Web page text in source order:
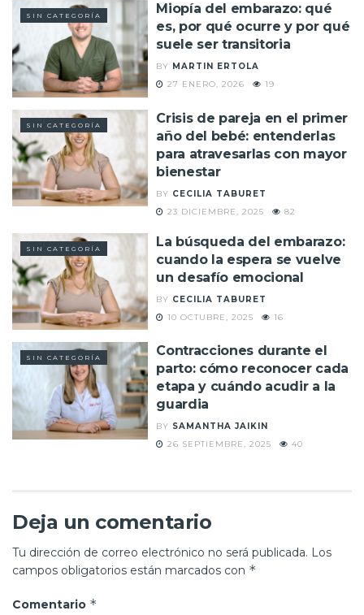
SIN CATEGORÍA
Miopía del embarazo: qué
es, por qué ocurre y por qué
suele ser transitoria
BY MARTIN ERTOLA
27 ENERO, 2026
19
SIN CATEGORÍA
Crisis de pareja en el primer
año del bebé: entenderlas
para atravesarlas con mayor
bienestar
BY CECILIA TABURET
23 DICIEMBRE, 2025
82
SIN CATEGORÍA
La búsqueda del embarazo:
cuando la espera se vuelve
un desafío emocional
BY CECILIA TABURET
10 OCTUBRE, 2025
16
SIN CATEGORÍA
Contracciones durante el
parto: cómo reconocer cada
etapa y cuándo acudir a la
guardia
BY SAMANTHA JAIKIN
26 SEPTIEMBRE, 2025
40
Deja un comentario
Tu dirección de correo electrónico no será publicada. Los
campos obligatorios están marcados con *
Comentario *